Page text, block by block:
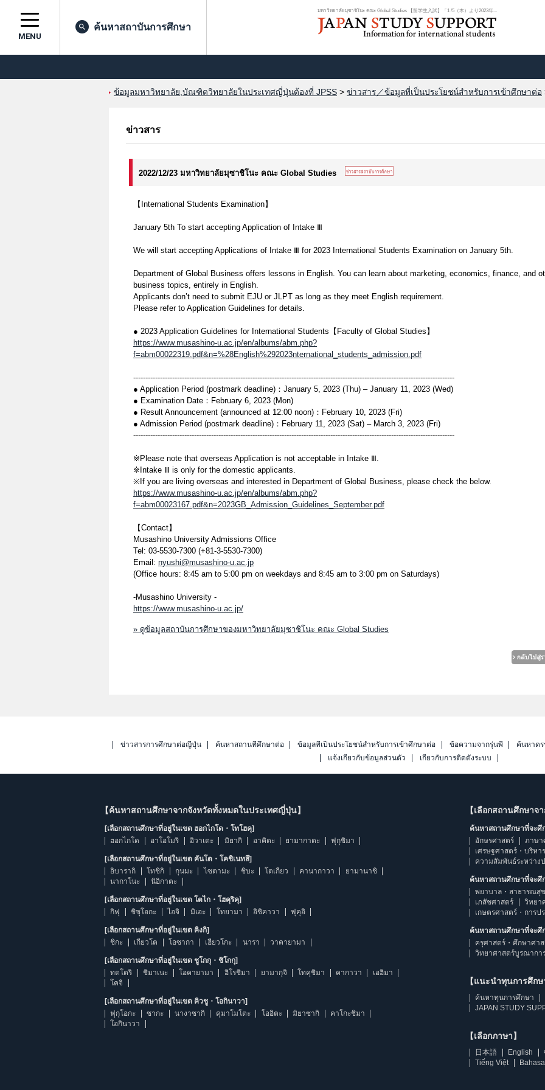
มหาวิทยาลัยมุซาชิโนะ คณะ Global Studies 【留学生入試】「1 /5（木）より2023年...
MENU
ค้นหาสถาบันการศึกษา
ข้อมูลมหาวิทยาลัย,บัณฑิตวิทยาลัยในประเทศญี่ปุ่นต้องที่ JPSS > ข่าวสาร／ข้อมูลที่เป็นประโยชน์สำหรับการเข้าศึกษาต่อ
ข่าวสาร
2022/12/23 มหาวิทยาลัยมุซาชิโนะ คณะ Global Studies
【International Students Examination】
January 5th To start accepting Application of Intake Ⅲ
We will start accepting Applications of Intake Ⅲ for 2023 International Students Examination on January 5th.
Department of Global Business offers lessons in English. You can learn about marketing, economics, finance, and
business topics, entirely in English.
Applicants don’t need to submit EJU or JLPT as long as they meet English requirement.
Please refer to Application Guidelines for details.
● 2023 Application Guidelines for International Students【Faculty of Global Studies】
https://www.musashino-u.ac.jp/en/albums/abm.php?
f=abm00022319.pdf&n=%28English%292023nternational_students_admission.pdf
------------------------------------------------------------------------------------------------------------------------------------
● Application Period (postmark deadline)：January 5, 2023 (Thu) – January 11, 2023 (Wed)
● Examination Date：February 6, 2023 (Mon)
● Result Announcement (announced at 12:00 noon)：February 10, 2023 (Fri)
● Admission Period (postmark deadline)：February 11, 2023 (Sat) – March 3, 2023 (Fri)
------------------------------------------------------------------------------------------------------------------------------------
※Please note that overseas Application is not acceptable in Intake Ⅲ.
※Intake Ⅲ is only for the domestic applicants.
※If you are living overseas and interested in Department of Global Business, please check the below.
https://www.musashino-u.ac.jp/en/albums/abm.php?
f=abm00023167.pdf&n=2023GB_Admission_Guidelines_September.pdf
【Contact】
Musashino University Admissions Office
Tel: 03-5530-7300 (+81-3-5530-7300)
Email: nyushi@musashino-u.ac.jp
(Office hours: 8:45 am to 5:00 pm on weekdays and 8:45 am to 3:00 pm on Saturdays)
-Musashino University -
https://www.musashino-u.ac.jp/
» ดูข้อมูลสถาบันการศึกษาของมหาวิทยาลัยมุซาชิโนะ คณะ Global Studies
ข่าวสารการศึกษาต่อญี่ปุ่น ค้นหาสถานที่ศึกษาต่อ ข้อมูลที่เป็นประโยชน์สำหรับการเข้าศึกษาต่อ ข้อความจากรุ่นพี่
ค้นหาด
แจ้งเกี่ยวกับข้อมูลส่วนตัว
เกี่ยวกับการติดตั้งระบบ
【ค้นหาสถานศึกษาจากจังหวัดทั้งหมดในประเทศญี่ปุ่น】
[เลือกสถานศึกษาที่อยู่ในเขต ฮอกไกโด・โทโฮคุ]
ฮอกไกโด
อาโอโมริ อิวาเตะ มิยากิ อาคิตะ ยามากาตะ ฟุกุชิมา
[เลือกสถานศึกษาที่อยู่ในเขต คันโต・โคชิเนทสึ]
อิบารากิ
โทชิกิ กุนมะ ไซตามะ ชิบะ โตเกียว คานากาวา
ยามานาชิ
นากาโนะ
นิอิกาตะ
[เลือกสถานศึกษาที่อยู่ในเขต โตไก・โฮคุริคุ]
กิฟุ
ชิซุโอกะ ไอจิ มิเอะ โทยามา อิชิคาวา ฟุคุอิ
[เลือกสถานศึกษาที่อยู่ในเขต คิงกิ]
ชิกะ
เกียวโต โอซากา เฮียวโกะ นารา วาคายามา
[เลือกสถานศึกษาที่อยู่ในเขต ชูโกกุ・ชิโกกุ]
ทตโตริ
ชิมาเนะ โอคายามา ฮิโรชิมา ยามากุจิ โทคุชิมา คากาวา
เอฮิมา
โคจิ
[เลือกสถานศึกษาที่อยู่ในเขต คิวชู・โอกินาวา]
ฟุกุโอกะ
ซากะ นางาซากิ คุมาโมโตะ โออิตะ มิยาซากิ
คาโกะชิมา
โอกินาวา
【เลือกสถานศึกษาจ
ค้นหาสถานศึกษาที่จะศึ
อักษรศาสตร์
ภาษา
เศรษฐศาสตร์・บริห
ความสัมพันธ์ระหว่าง
ค้นหาสถานศึกษาที่จะศึ
พยาบาล・สาธารณสุ
เภสัชศาสตร์
วิทยา
เกษตรศาสตร์・การป
ค้นหาสถานศึกษาที่จะศึ
ครุศาสตร์・ศึกษาศา
วิทยาศาสตร์บูรณากา
【แนะนำทุนการศึกษ
ค้นหาทุนการศึกษา
JAPAN STUDY
【เลือกภาษา】
日本語 English
Tiếng Việt